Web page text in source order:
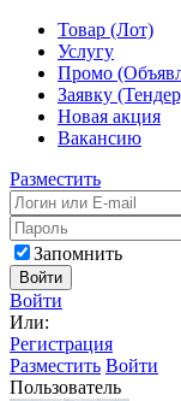
Товар (Лот)
Услугу
Промо
Заявку
Новая акция
Вакансию
Разместить
Запомнить
Войти
Войти
Или:
Регистрация
Разместить Войти
Пользователь